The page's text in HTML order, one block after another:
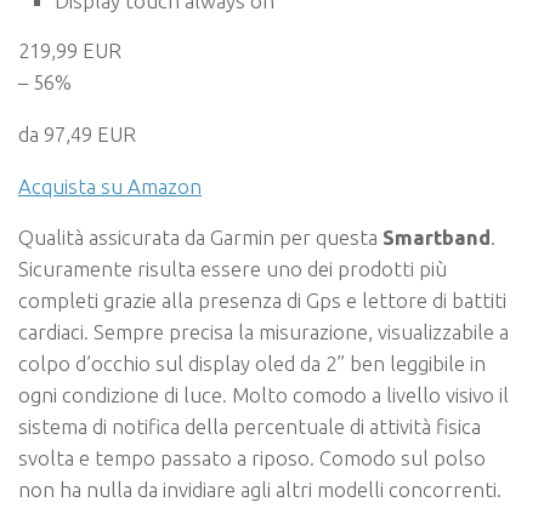
219,99 EUR
– 56%
da 97,49 EUR
Acquista su Amazon
Qualità assicurata da Garmin per questa Smartband.
Sicuramente risulta essere uno dei prodotti più
completi grazie alla presenza di Gps e lettore di battiti
cardiaci. Sempre precisa la misurazione, visualizzabile a
colpo d’occhio sul display oled da 2” ben leggibile in
ogni condizione di luce. Molto comodo a livello visivo il
sistema di notifica della percentuale di attività fisica
svolta e tempo passato a riposo. Comodo sul polso
non ha nulla da invidiare agli altri modelli concorrenti.